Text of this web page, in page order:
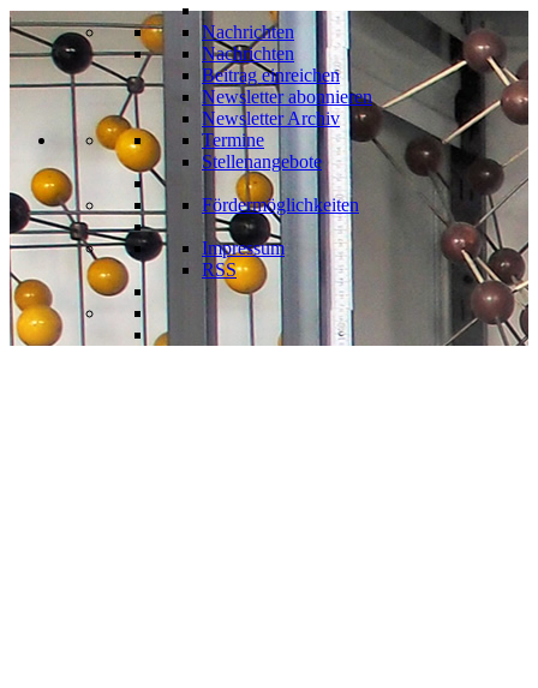
Nachrichten
Nachrichten
Beitrag einreichen
Newsletter abonnieren
Newsletter Archiv
Termine
Stellenangebote
Fördermöglichkeiten
Impressum
RSS